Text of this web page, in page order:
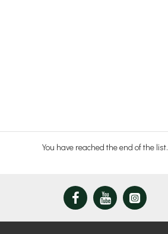
You have reached the end of the list.